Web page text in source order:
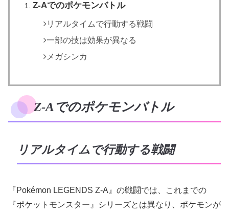
Z-Aでのポケモンバトル
リアルタイムで行動する戦闘
一部の技は効果が異なる
メガシンカ
Z-Aでのポケモンバトル
リアルタイムで行動する戦闘
『Pokémon LEGENDS Z-A』の戦闘では、これまでの
『ポケットモンスター』シリーズとは異なり、ポケモンが